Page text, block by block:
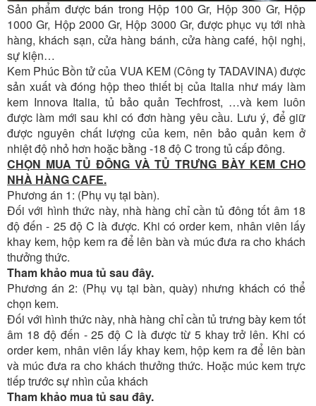
Sản phẩm được bán trong Hộp 100 Gr, Hộp 300 Gr, Hộp
1000 Gr, Hộp 2000 Gr, Hộp 3000 Gr, được phục vụ tới nhà
hàng, khách sạn, cửa hàng bánh, cửa hàng café, hội nghị,
sự kiện…
Kem Phúc Bồn tử của VUA KEM (Công ty TADAVINA) được
sản xuất và đóng hộp theo thiết bị của Italia như máy làm
kem Innova Italia, tủ bảo quản Techfrost, …và kem luôn
được làm mới sau khi có đơn hàng yêu cầu. Lưu ý, để giữ
được nguyên chất lượng của kem, nên bảo quản kem ở
nhiệt độ nhỏ hơn hoặc bằng -18 độ C trong tủ cấp đông.
CHỌN MUA TỦ ĐÔNG VÀ TỦ TRƯNG BÀY KEM CHO
NHÀ HÀNG CAFE.
Phương án 1: (Phụ vụ tại bàn).
Đối với hình thức này, nhà hàng chỉ cần tủ đông tốt âm 18
độ đến - 25 độ C là được. Khi có order kem, nhân viên lấy
khay kem, hộp kem ra để lên bàn và múc đưa ra cho khách
thưởng thức.
Tham khảo mua tủ sau đây.
Phương án 2: (Phụ vụ tại bàn, quày) nhưng khách có thể
chọn kem.
Đối với hình thức này, nhà hàng chỉ cần tủ trưng bày kem tốt
âm 18 độ đến - 25 độ C là được từ 5 khay trở lên. Khi có
order kem, nhân viên lấy khay kem, hộp kem ra để lên bàn
và múc đưa ra cho khách thưởng thức. Hoặc múc kem trực
tiếp trước sự nhìn của khách
Tham khảo mua tủ sau đây.